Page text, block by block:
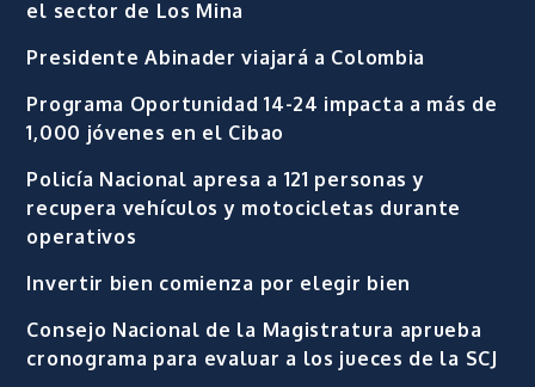
el sector de Los Mina
Presidente Abinader viajará a Colombia
Programa Oportunidad 14-24 impacta a más de
1,000 jóvenes en el Cibao
Policía Nacional apresa a 121 personas y
recupera vehículos y motocicletas durante
operativos
Invertir bien comienza por elegir bien
Consejo Nacional de la Magistratura aprueba
cronograma para evaluar a los jueces de la SCJ